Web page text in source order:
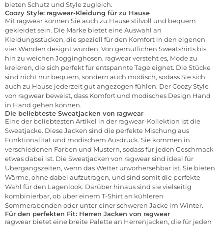
bieten Schutz und Style zugleich.
Coozy Style: ragwear-Kleidung für zu Hause
Mit ragwear können Sie auch zu Hause stilvoll und bequem
gekleidet sein. Die Marke bietet eine Auswahl an
Kleidungsstücken, die speziell für den Komfort in den eigenen
vier Wänden designt wurden. Von gemütlichen Sweatshirts bis
hin zu weichen Jogginghosen, ragwear versteht es, Mode zu
kreieren, die sich perfekt für entspannte Tage eignet. Die Stücke
sind nicht nur bequem, sondern auch modisch, sodass Sie sich
auch zu Hause jederzeit gut angezogen fühlen. Der Coozy Style
von ragwear beweist, dass Komfort und modisches Design Hand
in Hand gehen können.
Die beliebteste Sweatjacken von ragwear
Eine der beliebtesten Artikel in der ragwear-Kollektion ist die
Sweatjacke. Diese Jacken sind die perfekte Mischung aus
Funktionalität und modischem Ausdruck. Sie kommen in
verschiedenen Farben und Mustern, sodass für jeden Geschmack
etwas dabei ist. Die Sweatjacken von ragwear sind ideal für
Übergangszeiten, wenn das Wetter unvorhersehbar ist. Sie bieten
Wärme, ohne dabei aufzutragen, und sind somit die perfekte
Wahl für den Lagenlook. Darüber hinaus sind sie vielseitig
kombinierbar, ob über einem T-Shirt an kühleren
Sommerabenden oder unter einer schweren Jacke im Winter.
Für den perfekten Fit: Herren Jacken von ragwear
ragwear bietet eine breite Palette an Herrenjacken, die für jeden